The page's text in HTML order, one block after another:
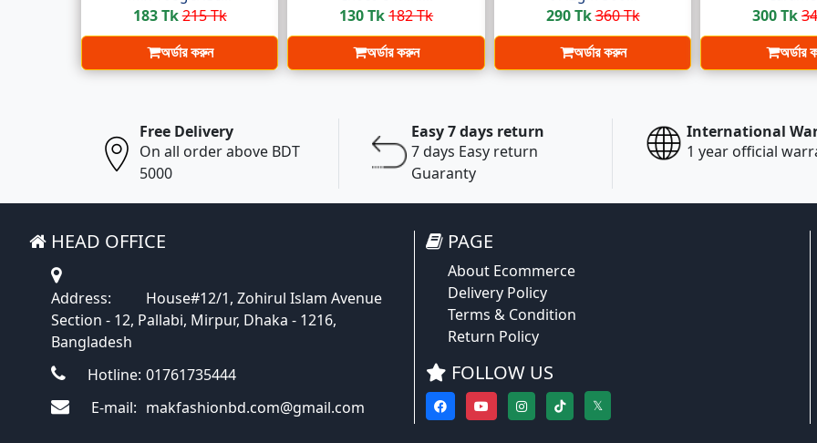
183 Tk215 Tk
অর্ডার করুন
130 Tk182 Tk
অর্ডার করুন
290 Tk360 Tk
অর্ডার করুন
300 Tk
অর্ডার
Free Delivery
On all order above BDT
5000
Easy 7 days return
7 days Easy return
Guaranty
International
1 year official
HEAD OFFICE
Address:
House#12/1, Zohirul Islam Avenue
Section - 12, Pallabi, Mirpur, Dhaka - 1216,
Bangladesh
Hotline: 01761735444
E-mail: makfashionbd.com@gmail.com
PAGE
About Ecommerce
Delivery Policy
Terms & Condition
Return Policy
FOLLOW US
𝕏